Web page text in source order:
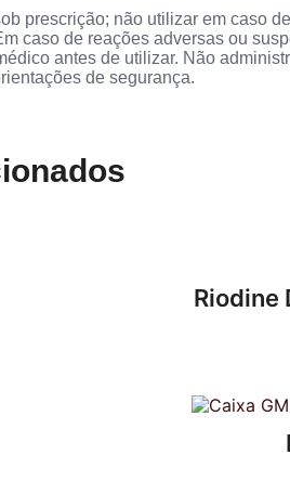
prescrição; não utilizar em caso
caso de reações adversas ou
antes de utilizar. Não
de segurança.
Riodine